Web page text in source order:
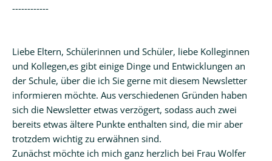
Intern
Hausordnung
Schulwegeplan
Kontakt
------------
Liebe Eltern, Schülerinnen und Schüler, liebe Kolleginnen
und Kollegen,es gibt einige Dinge und Entwicklungen an
der Schule, über die ich Sie gerne mit diesem Newsletter
informieren möchte. Aus verschiedenen Gründen haben
sich die Newsletter etwas verzögert, sodass auch zwei
bereits etwas ältere Punkte enthalten sind, die mir aber
trotzdem wichtig zu erwähnen sind.
Zunächst möchte ich mich ganz herzlich bei Frau Wolfer